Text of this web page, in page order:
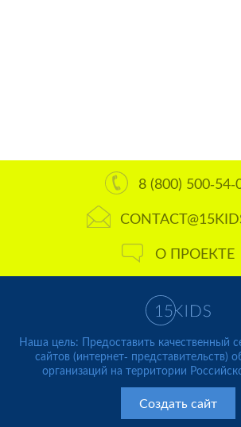
8 (800) 500-54-
О ПРОЕКТЕ
Наша цель: Предоставить качественный
сайтов (интернет- представительств)
организаций на территории
Создать сайт